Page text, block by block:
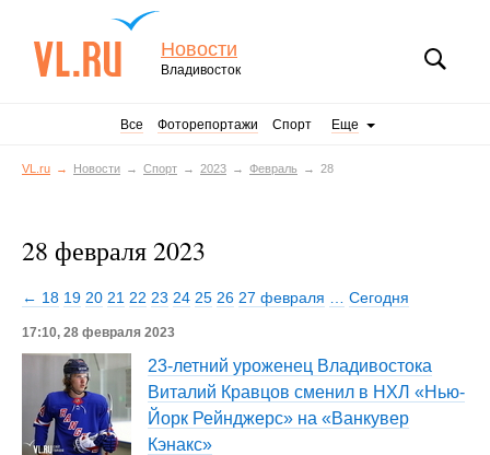
Новости
Владивосток
Все Фоторепортажи Спорт Еще
VL.ru Новости Спорт 2023 Февраль 28
28 февраля 2023
← 18 19 20 21 22 23 24 25 26 27 февраля Сегодня
17:10, 28 февраля 2023
23-летний уроженец Владивостока
Виталий Кравцов сменил в НХЛ «Нью-
Йорк Рейнджерс» на «Ванкувер
Кэнакс»